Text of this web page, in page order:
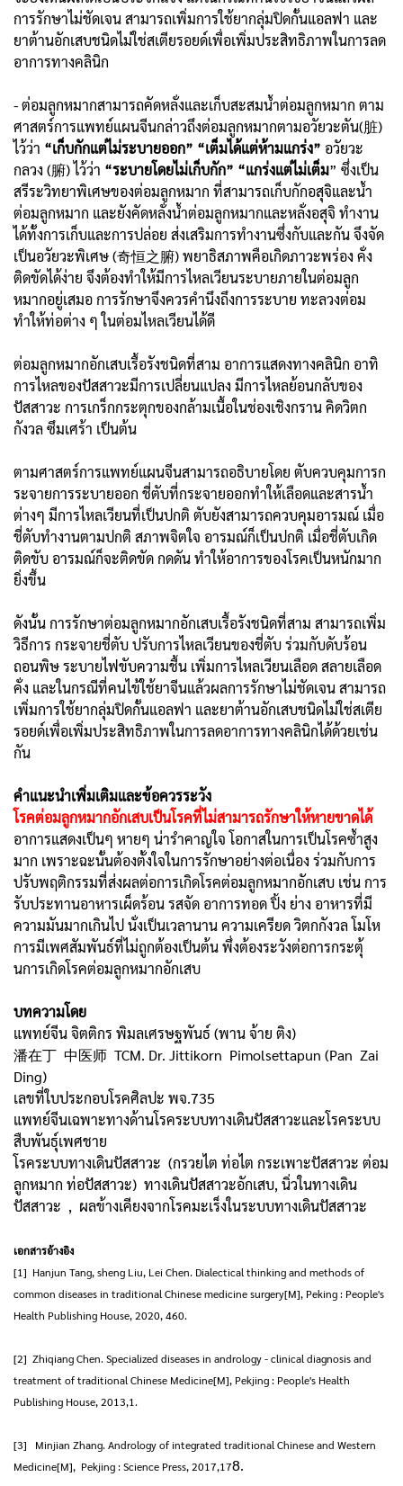
การรักษาไม่ชัดเจน สามารถเพิ่มการใช้ยากลุ่มปิดกั้นแอลฟา และ
ยาต้านอักเสบชนิดไม่ใช่สเตียรอยด์เพื่อเพิ่มประสิทธิภาพในการลด
อาการทางคลินิก
- ต่อมลูกหมากสามารถคัดหลั่งและเก็บสะสมน้ำต่อมลูกหมาก ตาม
ศาสตร์การแพทย์แผนจีนกล่าวถึงต่อมลูกหมากตามอวัยวะตัน(脏)
ไว้ว่า “เก็บกักแต่ไม่ระบายออก” “เต็มได้แต่ห้ามแกร่ง” อวัยวะ
กลวง (腑) ไว้ว่า “ระบายโดยไม่เก็บกัก” “แกร่งแต่ไม่เต็ม” ซึ่งเป็น
สรีระวิทยาพิเศษของต่อมลูกหมาก ที่สามารถเก็บกักอสุจิและน้ำ
ต่อมลูกหมาก และยังคัดหลั่งน้ำต่อมลูกหมากและหลั่งอสุจิ ทำงาน
ได้ทั้งการเก็บและการปล่อย ส่งเสริมการทำงานซึ่งกับและกัน จึงจัด
เป็นอวัยวะพิเศษ (奇恒之腑) พยาธิสภาพคือเกิดภาวะพร่อง คั่ง
ติดขัดได้ง่าย จึงต้องทำให้มีการไหลเวียนระบายภายในต่อมลูก
หมากอยู่เสมอ การรักษาจึงควรคำนึงถึงการระบาย ทะลวงต่อม
ทำให้ท่อต่าง ๆ ในต่อมไหลเวียนได้ดี
ต่อมลูกหมากอักเสบเรื้อรังชนิดที่สาม อาการแสดงทางคลินิก อาทิ
การไหลของปัสสาวะมีการเปลี่ยนแปลง มีการไหลย้อนกลับของ
ปัสสาวะ การเกร็กกระตุกของกล้ามเนื้อในช่องเชิงกราน คิดวิตก
กังวล ซึมเศร้า เป็นต้น
ตามศาสตร์การแพทย์แผนจีนสามารถอธิบายโดย ตับควบคุมการก
ระจายการระบายออก ชี่ตับที่กระจายออกทำให้เลือดและสารน้ำ
ต่างๆ มีการไหลเวียนที่เป็นปกติ ตับยังสามารถควบคุมอารมณ์ เมื่อ
ชี่ตับทำงานตามปกติ สภาพจิตใจ อารมณ์ก็เป็นปกติ เมื่อชี่ตับเกิด
ติดขับ อารมณ์ก็จะติดขัด กดดัน ทำให้อาการของโรคเป็นหนักมาก
ยิ่งขึ้น
ดังนั้น การรักษาต่อมลูกหมากอักเสบเรื้อรังชนิดที่สาม สามารถเพิ่ม
วิธีการ กระจายชี่ตับ ปรับการไหลเวียนของชี่ตับ ร่วมกับดับร้อน
ถอนพิษ ระบายไฟขับความชื้น เพิ่มการไหลเวียนเลือด สลายเลือด
คั่ง และในกรณีที่คนไข้ใช้ยาจีนแล้วผลการรักษาไม่ชัดเจน สามารถ
เพิ่มการใช้ยากลุ่มปิดกั้นแอลฟา และยาต้านอักเสบชนิดไม่ใช่สเตีย
รอยด์เพื่อเพิ่มประสิทธิภาพในการลดอาการทางคลินิกได้ด้วยเช่น
กัน
คำแนะนำเพิ่มเติมและข้อควรระวัง
โรคต่อมลูกหมากอักเสบเป็นโรคที่ไม่สามารถรักษาให้หายขาดได้
อาการแสดงเป็นๆ หายๆ น่ารำคาญใจ โอกาสในการเป็นโรคซ้ำสูง
มาก เพราะฉะนั้นต้องตั้งใจในการรักษาอย่างต่อเนื่อง ร่วมกับการ
ปรับพฤติกรรมที่ส่งผลต่อการเกิดโรคต่อมลูกหมากอักเสบ เช่น การ
รับประทานอาหารเผ็ดร้อน รสจัด อาการทอด ปิ้ง ย่าง อาหารที่มี
ความมันมากเกินไป นั่งเป็นเวลานาน ความเครียด วิตกกังวล โมโห
การมีเพศสัมพันธ์ที่ไม่ถูกต้องเป็นต้น พึ่งต้องระวังต่อการกระตุ้
นการเกิดโรคต่อมลูกหมากอักเสบ
บทความโดย
แพทย์จีน จิตติกร พิมลเศรษฐพันธ์ (พาน จ้าย ติง)
潘在丁 中医师 TCM. Dr. Jittikorn Pimolsettapun (Pan Zai
Ding)
เลขที่ใบประกอบโรคศิลปะ พจ.735
แพทย์จีนเฉพาะทางด้านโรคระบบทางเดินปัสสาวะและโรคระบบ
สืบพันธุ์เพศชาย
โรคระบบทางเดินปัสสาวะ (กรวยไต ท่อไต กระเพาะปัสสาวะ ต่อม
ลูกหมาก ท่อปัสสาวะ) ทางเดินปัสสาวะอักเสบ, นิ่วในทางเดิน
ปัสสาวะ , ผลข้างเคียงจากโรคมะเร็งในระบบทางเดินปัสสาวะ
เอกสารอ้างอิง
[1] Hanjun Tang, sheng Liu, Lei Chen. Dialectical thinking and methods of
common diseases in traditional Chinese medicine surgery[M], Peking : People's
Health Publishing House, 2020, 460.
[2] Zhiqiang Chen. Specialized diseases in andrology - clinical diagnosis and
treatment of traditional Chinese Medicine[M], Pekjing : People's Health
Publishing House, 2013,1.
[3] Minjian Zhang. Andrology of integrated traditional Chinese and Western
Medicine[M], Pekjing : Science Press, 2017,178.